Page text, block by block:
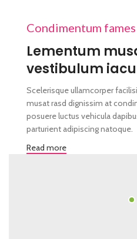
Condimentum
Lementum
vestibulum
Scelerisque ullamcorper
musat rasd dignissim at
posuere luctus vehicula
parturient adipiscing natoque.
Read more